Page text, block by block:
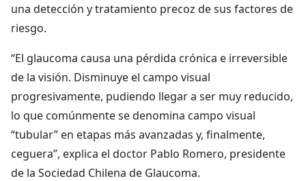
una detección y tratamiento precoz de sus factores de
riesgo.
“El glaucoma causa una pérdida crónica e irreversible
de la visión. Disminuye el campo visual
progresivamente, pudiendo llegar a ser muy reducido,
lo que comúnmente se denomina campo visual
“tubular” en etapas más avanzadas y, finalmente,
ceguera”, explica el doctor Pablo Romero, presidente
de la Sociedad Chilena de Glaucoma.